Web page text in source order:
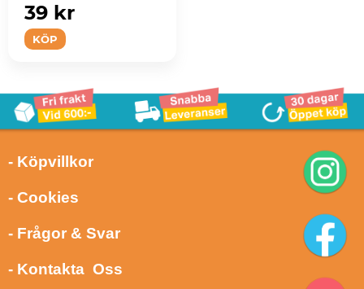
KÖP
39 kr
- Köpvillkor
- Cookies
- Frågor & Svar
- Kontakta Oss